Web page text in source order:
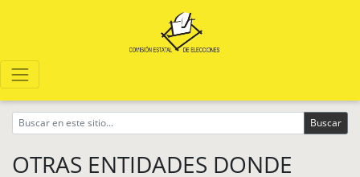
Buscar
OTRAS ENTIDADES DONDE